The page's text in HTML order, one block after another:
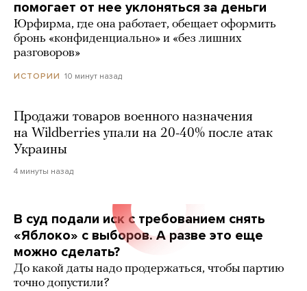
помогает от нее уклоняться за деньги
Юрфирма, где она работает, обещает оформить
бронь «конфиденциально» и «без лишних
разговоров»
ИСТОРИИ 10 минут назад
Продажи товаров военного назначения
на Wildberries упали на 20-40% после атак
Украины
4 минуты назад
В суд подали иск с требованием снять
«Яблоко» с выборов. А разве это еще
можно сделать?
До какой даты надо продержаться, чтобы партию
точно допустили?